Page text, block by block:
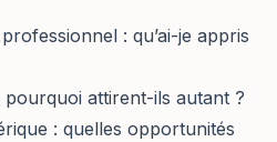
: qu’ai-je appris
pourquoi attirent-ils autant ?
: quelles opportunités